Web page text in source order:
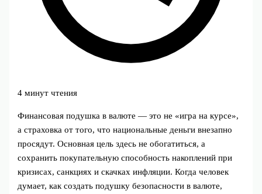
4 минут чтения
Финансовая подушка в валюте — это не «игра на курсе»,
а страховка от того, что национальные деньги внезапно
просядут. Основная цель здесь не обогатиться, а
сохранить покупательную способность накоплений при
кризисах, санкциях и скачках инфляции. Когда человек
думает, как создать подушку безопасности в валюте,